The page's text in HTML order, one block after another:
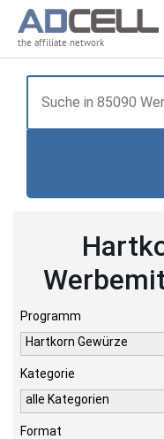
the affiliate network
Programm
Hartkorn Gewürze
Kategorie
alle Kategorien
Format